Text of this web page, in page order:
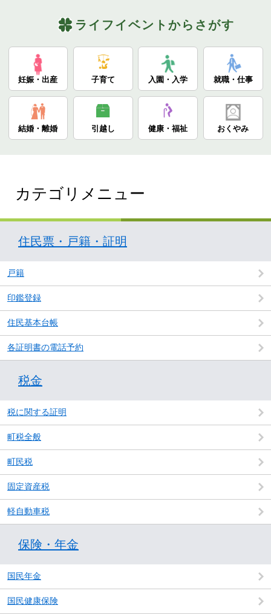
ライフイベントからさがす
妊娠・出産 子育て 入園・入学 就職・仕事
結婚・離婚 引越し 健康・福祉 おくやみ
カテゴリメニュー
住民票・戸籍・証明
戸籍
印鑑登録
住民基本台帳
各証明書の電話予約
税金
税に関する証明
町税全般
町民税
固定資産税
軽自動車税
保険・年金
国民年金
国民健康保険